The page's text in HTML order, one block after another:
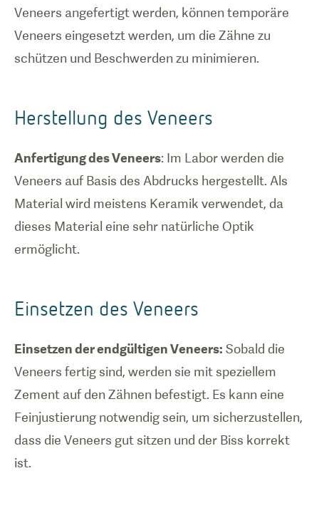
Veneers angefertigt werden, können temporäre
Veneers eingesetzt werden, um die Zähne zu
schützen und Beschwerden zu minimieren.
Herstellung des Veneers
Anfertigung des Veneers: Im Labor werden die
Veneers auf Basis des Abdrucks hergestellt. Als
Material wird meistens Keramik verwendet, da
dieses Material eine sehr natürliche Optik
ermöglicht.
Einsetzen des Veneers
Einsetzen der endgültigen Veneers: Sobald die
Veneers fertig sind, werden sie mit speziellem
Zement auf den Zähnen befestigt. Es kann eine
Feinjustierung notwendig sein, um sicherzustellen,
dass die Veneers gut sitzen und der Biss korrekt
ist.